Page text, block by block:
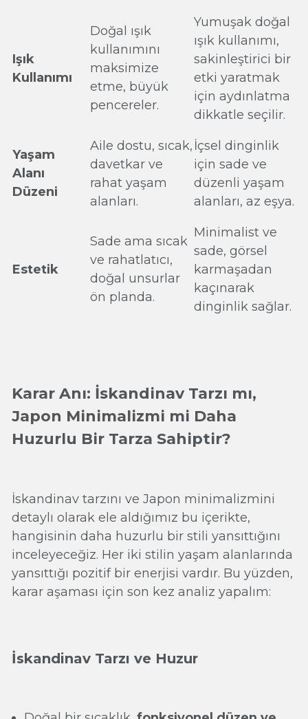
Işık
Kullanımı
Doğal ışık
kullanımını
maksimize
etme, büyük
pencereler.
Yumuşak doğal
ışık kullanımı,
sakinleştirici bir
etki yaratmak
için aydınlatma
dikkatle seçilir.
Yaşam
Alanı
Düzeni
Aile dostu, sıcak,
davetkar ve
rahat yaşam
alanları.
İçsel dinginlik
için sade ve
düzenli yaşam
alanları, az eşya.
Estetik
Sade ama sıcak
ve rahatlatıcı,
doğal unsurlar
ön planda.
Minimalist ve
sade, görsel
karmaşadan
kaçınarak
dinginlik sağlar.
Karar Anı: İskandinav Tarzı mı,
Japon Minimalizmi mi Daha
Huzurlu Bir Tarza Sahiptir?
İskandinav tarzını ve Japon minimalizmini
detaylı olarak ele aldığımız bu içerikte,
hangisinin daha huzurlu bir stili yansıttığını
inceleyeceğiz. Her iki stilin yaşam alanlarında
yansıttığı pozitif bir enerjisi vardır. Bu yüzden,
karar aşaması için son kez analiz yapalım:
İskandinav Tarzı ve Huzur